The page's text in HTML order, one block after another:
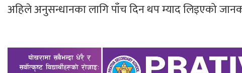
अहिले अनुसन्धानका लागि पाँच दिन थप म्याद लिइएको